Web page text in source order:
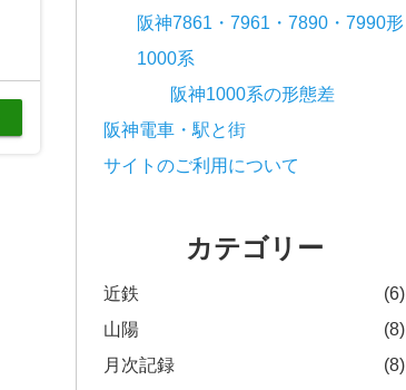
阪神7861・7961・7890・7990形
1000系
阪神1000系の形態差
阪神電車・駅と街
サイトのご利用について
カテゴリー
近鉄
(6)
山陽
(8)
月次記録
(8)